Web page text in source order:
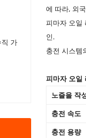
에 따라, 외
피마자 오일
인.
충전 시스템
피마자 오일
노즐을 작
충전 속도
충전 용량
가